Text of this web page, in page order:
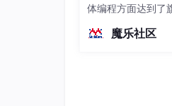
要收费的，但是
大大减少了开发
性能也是十分强
体编程方面达到了
（总参数397B / 激
魔乐社区